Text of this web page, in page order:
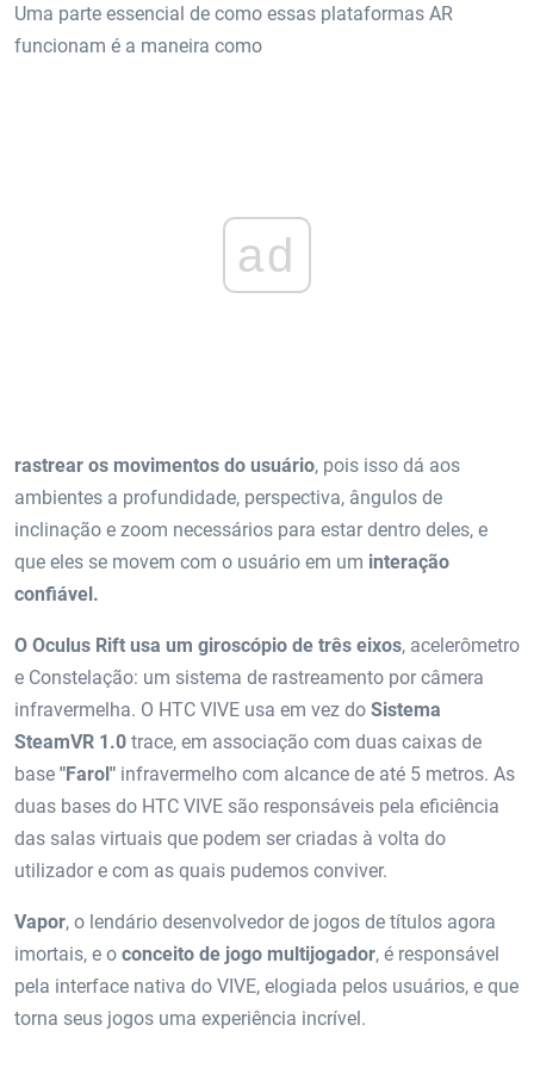
Uma parte essencial de como essas plataformas AR
funcionam é a maneira como
ad
rastrear os movimentos do usuário, pois isso dá aos
ambientes a profundidade, perspectiva, ângulos de
inclinação e zoom necessários para estar dentro deles, e
que eles se movem com o usuário em um interação
confiável.
O Oculus Rift usa um giroscópio de três eixos, acelerômetro
e Constelação: um sistema de rastreamento por câmera
infravermelha. O HTC VIVE usa em vez do Sistema
SteamVR 1.0 trace, em associação com duas caixas de
base "Farol" infravermelho com alcance de até 5 metros. As
duas bases do HTC VIVE são responsáveis ​​pela eficiência
das salas virtuais que podem ser criadas à volta do
utilizador e com as quais pudemos conviver.
Vapor, o lendário desenvolvedor de jogos de títulos agora
imortais, e o conceito de jogo multijogador, é responsável
pela interface nativa do VIVE, elogiada pelos usuários, e que
torna seus jogos uma experiência incrível.